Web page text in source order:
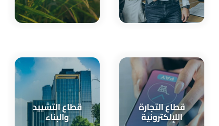
قطاع التجارة
اللإلكترونية
قطاع التشييد
والبناء